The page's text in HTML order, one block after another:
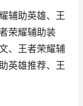
辅助英雄、王
荣耀辅助装
、王者荣耀辅
英雄推荐、王